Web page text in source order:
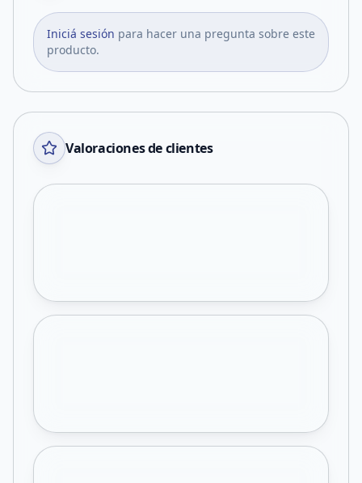
Iniciá sesión para hacer una pregunta sobre este
producto.
Valoraciones de clientes